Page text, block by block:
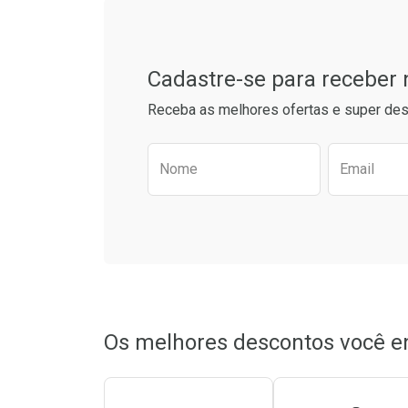
Cadastre-se para receber
Receba as melhores ofertas e super
Preencha o formulário
Nome Email
Os melhores descontos você